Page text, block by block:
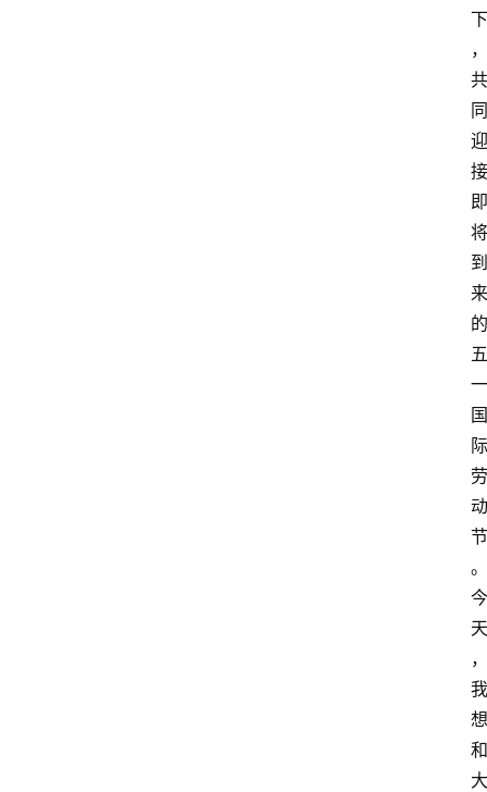
下
，
共
同
迎
接
即
将
到
来
的
五
一
国
际
劳
动
节
。
今
天
，
我
想
和
大